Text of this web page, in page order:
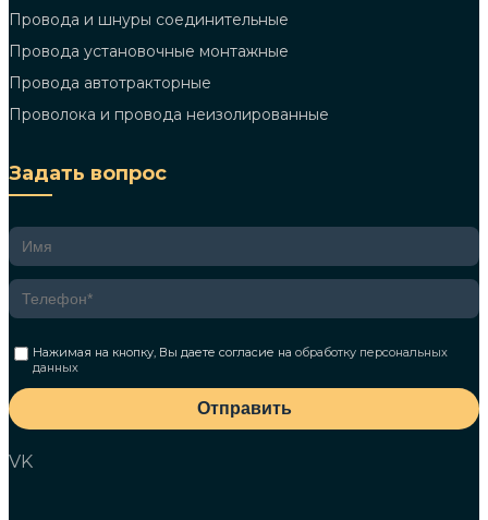
Провода и шнуры соединительные
Провода установочные монтажные
Провода автотракторные
Проволока и провода неизолированные
Задать вопрос
Нажимая на кнопку, Вы даете согласие наобработку персональных
данных
Отправить
VK